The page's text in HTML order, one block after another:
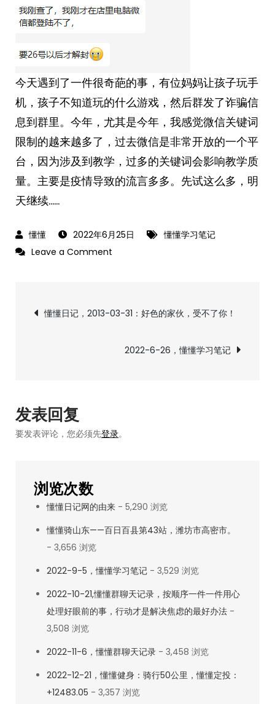
今天遇到了一件很奇葩的事，有位妈妈让孩子玩手
机，孩子不知道玩的什么游戏，然后群发了诈骗信
息到群里。今年，尤其是今年，我感觉微信关键词
限制的越来越多了，过去微信是非常开放的一个平
台，因为涉及到教学，过多的关键词会影响教学质
量。主要是疫情导致的流言多多。先试这么多，明
天继续……
2022年6月25日
懂懂学习笔记
Leave a Comment
懂
文
航
懂懂日记，2013-03-31：好色的家伙，受不了你！
2022-6-26，懂懂学习笔记
发表回复
要发表评论，您必须先登录。
浏览次数
懂懂日记网的由来 - 5,290 浏览
懂懂骑山东——百日百县第43站，潍坊市高密市。
- 3,656 浏览
2022-9-5，懂懂学习笔记 - 3,529 浏览
2022-10-21,懂懂群聊天记录，按顺序一件一件用心
处理好眼前的事，行动才是解决焦虑的最好办法 -
3,508 浏览
2022-11-6，懂懂群聊天记录 - 3,458 浏览
2022-12-21，懂懂健身：骑行50公里，懂懂定投：
+12483.05 - 3,357 浏览